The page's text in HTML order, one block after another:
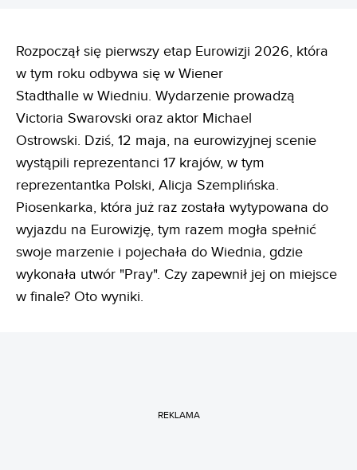
Rozpoczął się pierwszy etap Eurowizji 2026, która
w tym roku odbywa się w Wiener
Stadthalle w Wiedniu. Wydarzenie prowadzą
Victoria Swarovski oraz aktor Michael
Ostrowski. Dziś, 12 maja, na eurowizyjnej scenie
wystąpili reprezentanci 17 krajów, w tym
reprezentantka Polski, Alicja Szemplińska.
Piosenkarka, która już raz została wytypowana do
wyjazdu na Eurowizję, tym razem mogła spełnić
swoje marzenie i pojechała do Wiednia, gdzie
wykonała utwór "Pray". Czy zapewnił jej on miejsce
w finale? Oto wyniki.
REKLAMA